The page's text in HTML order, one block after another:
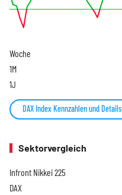
Woche
1M
1J
DAX Index Kennzahlen und Details
Sektorvergleich
Infront Nikkei 225
DAX